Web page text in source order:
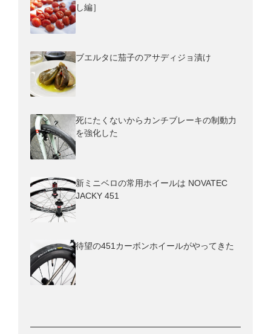
し編］
ブエルタに茄子のアサディジョ漬け
死にたくないからカンチブレーキの制動力
を強化した
新ミニベロの常用ホイールは NOVATEC
JACKY 451
待望の451カーボンホイールがやってきた